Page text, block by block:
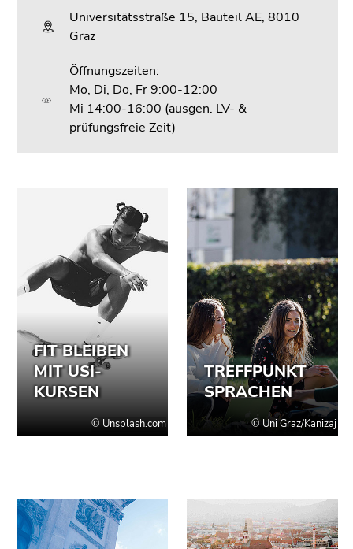
Universitätsstraße 15, Bauteil AE, 8010
Graz
Öffnungszeiten:
Mo, Di, Do, Fr 9:00-12:00
Mi 14:00-16:00 (ausgen. LV- &
prüfungsfreie Zeit)